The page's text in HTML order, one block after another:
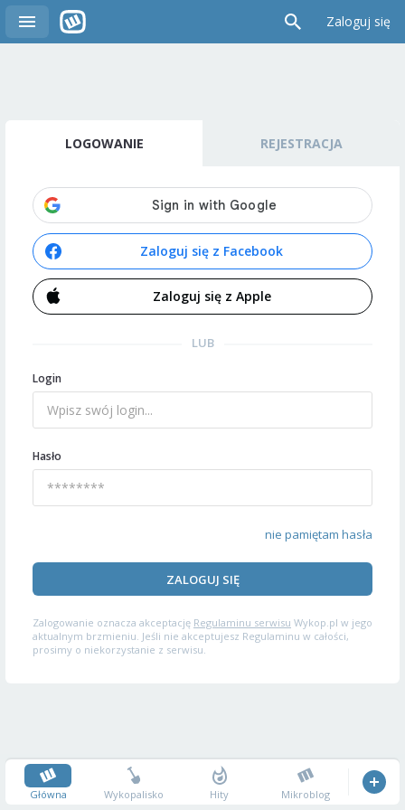
Zaloguj się
LOGOWANIE REJESTRACJA
Zaloguj się z Facebook
Zaloguj się z Apple
LUB
Login
Hasło
nie pamiętam hasła
ZALOGUJ SIĘ
Zalogowanie oznacza akceptację Regulaminu serwisu Wykop.pl w jego
aktualnym brzmieniu. Jeśli nie akceptujesz Regulaminu w całości,
prosimy o niekorzystanie z serwisu.
Główna Wykopalisko Hity Mikroblog